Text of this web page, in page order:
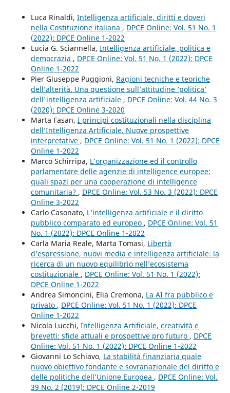
Luca Rinaldi, Intelligenza artificiale, diritti e doveri
nella Costituzione italiana , DPCE Online: Vol. 51 No. 1
(2022): DPCE Online 1-2022
Lucia G. Sciannella, Intelligenza artificiale, politica e
democrazia , DPCE Online: Vol. 51 No. 1 (2022): DPCE
Online 1-2022
Pier Giuseppe Puggioni, Ragioni tecniche e teoriche
dell’alterità. Una questione sull’attitudine ‘politica’
dell'intelligenza artificiale , DPCE Online: Vol. 44 No. 3
(2020): DPCE Online 3-2020
Marta Fasan, I principi costituzionali nella disciplina
dell’Intelligenza Artificiale. Nuove prospettive
interpretative , DPCE Online: Vol. 51 No. 1 (2022): DPCE
Online 1-2022
Marco Schirripa, L’organizzazione ed il controllo
parlamentare delle agenzie di intelligence europee:
quali spazi per una cooperazione di intelligence
comunitaria? , DPCE Online: Vol. 53 No. 3 (2022): DPCE
Online 3-2022
Carlo Casonato, L’intelligenza artificiale e il diritto
pubblico comparato ed europeo , DPCE Online: Vol. 51
No. 1 (2022): DPCE Online 1-2022
Carla Maria Reale, Marta Tomasi, Libertà
d’espressione, nuovi media e intelligenza artificiale: la
ricerca di un nuovo equilibrio nell’ecosistema
costituzionale , DPCE Online: Vol. 51 No. 1 (2022):
DPCE Online 1-2022
Andrea Simoncini, Elia Cremona, La AI fra pubblico e
privato , DPCE Online: Vol. 51 No. 1 (2022): DPCE
Online 1-2022
Nicola Lucchi, Intelligenza Artificiale, creatività e
brevetti: sfide attuali e prospettive pro futuro , DPCE
Online: Vol. 51 No. 1 (2022): DPCE Online 1-2022
Giovanni Lo Schiavo, La stabilità finanziaria quale
nuovo obiettivo fondante e sovranazionale del diritto e
delle politiche dell’Unione Europea , DPCE Online: Vol.
39 No. 2 (2019): DPCE Online 2-2019